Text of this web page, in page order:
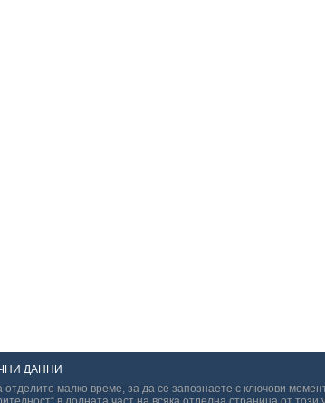
ДАННИ
малко време, за да се запознаете с ключови